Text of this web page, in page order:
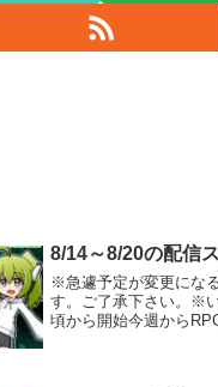
8/14～8/20の配信
※急遽予定が変更にな
す。ご了承下さい。※
頃から開始今週から